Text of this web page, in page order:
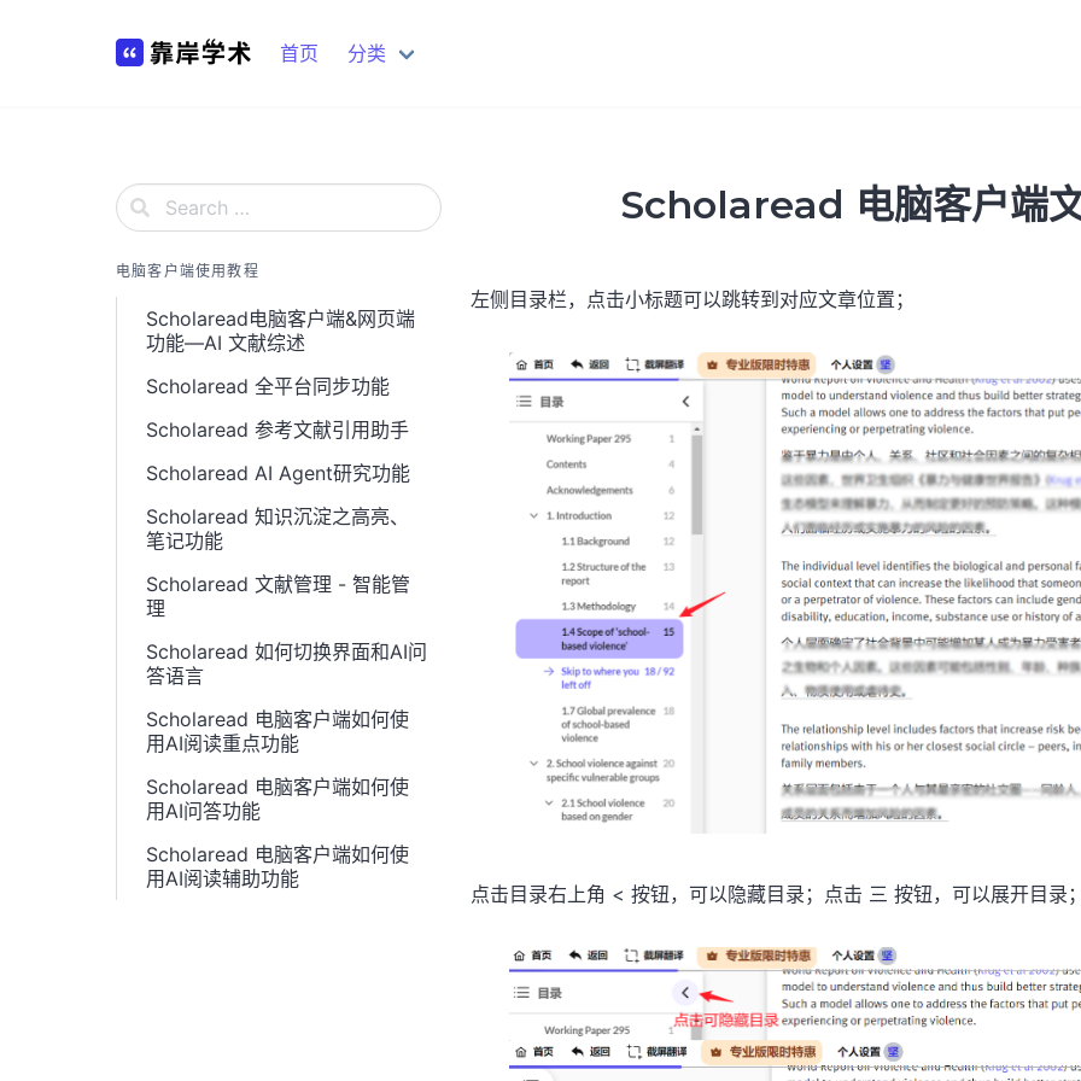
首页 分类
电脑客户端使用教程
Scholaread电脑客户端&网页端
功能—AI 文献综述
Scholaread 全平台同步功能
Scholaread 参考文献引用助手
Scholaread AI Agent研究功能
Scholaread 知识沉淀之高亮、
笔记功能
Scholaread 文献管理 - 智能管
理
Scholaread 如何切换界面和AI问
答语言
Scholaread 电脑客户端如何使
用AI阅读重点功能
Scholaread 电脑客户端如何使
用AI问答功能
Scholaread 电脑客户端如何使
用AI阅读辅助功能
Scholaread 电脑客户端
左侧目录栏，点击小标题可以跳转到对应文章位置；
点击目录右上角 < 按钮，可以隐藏目录；点击 三 按钮，可以展开目录